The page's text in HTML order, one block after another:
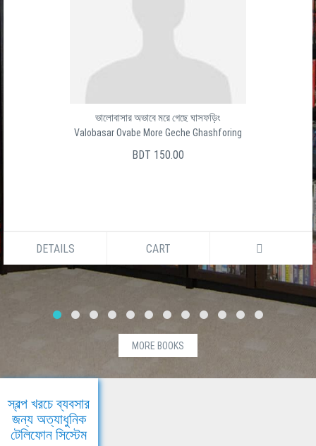
ভালোবাসার অভাবে মরে গেছে ঘাসফড়িং
Valobasar Ovabe More Geche Ghashforing
BDT 150.00
DETAILS CART
MORE BOOKS
স্বল্প খরচে ব্যবসার
জন্য অত্যাধুনিক
টেলিফোন সিস্টেম